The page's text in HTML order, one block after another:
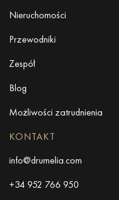
Nieruchomości
Przewodniki
Zespół
Blog
Możliwości zatrudnienia
KONTAKT
info@drumelia.com
+34 952 766 950